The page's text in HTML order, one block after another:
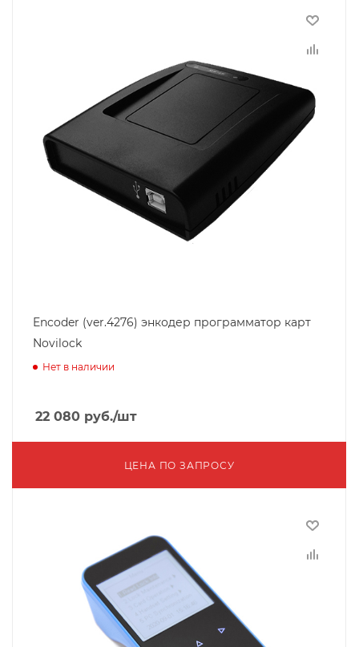
Encoder (ver.4276) энкодер программатор карт
Novilock
Нет в наличии
22 080 руб./шт
ЦЕНА ПО ЗАПРОСУ